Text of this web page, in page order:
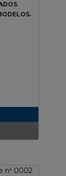
nº 0002